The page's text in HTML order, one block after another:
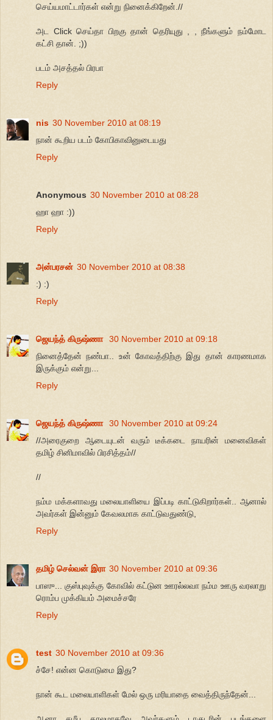
செய்யமாட்டார்கள் என்று நினைக்கிறேன்.//
அட Click செய்தா பிறகு தான் தெரியுது , , நீங்களும் நம்மோட
கட்சி தான். ;))
படம் அசத்தல் பிரபா
Reply
nis 30 November 2010 at 08:19
நான் கூறிய படம் கோபிகாவினுடையது
Reply
Anonymous 30 November 2010 at 08:28
ஹா ஹா :))
Reply
அன்பரசன் 30 November 2010 at 08:38
:) :)
Reply
ஜெயந்த் கிருஷ்ணா 30 November 2010 at 09:18
நினைத்தேன் நண்பா.. உன் கோவத்திற்கு இது தான் காரணமாக
இருக்கும் என்று...
Reply
ஜெயந்த் கிருஷ்ணா 30 November 2010 at 09:24
//அரைகுறை ஆடையுடன் வரும் டீக்கடை நாயரின் மனைவிகள்
தமிழ் சினிமாவில் பிரசித்தம்//
//
நம்ம மக்களாவது மலையாளியை இப்படி காட்டுகிறார்கள்.. ஆனால்
அவர்கள் இன்னும் கேவலமாக காட்டுவதுண்டு,
Reply
தமிழ் செல்வன் இரா 30 November 2010 at 09:36
பாஸு... குஸ்புவுக்கு கோவில் கட்டுன ஊரல்லவா நம்ம ஊரு வரலாறு
ரொம்ப முக்கியம் அமைச்சரே
Reply
test 30 November 2010 at 09:36
ச்சே! என்ன கொடுமை இது?
நான் கூட மலையாளிகள் மேல் ஒரு மரியாதை வைத்திருந்தேன்...